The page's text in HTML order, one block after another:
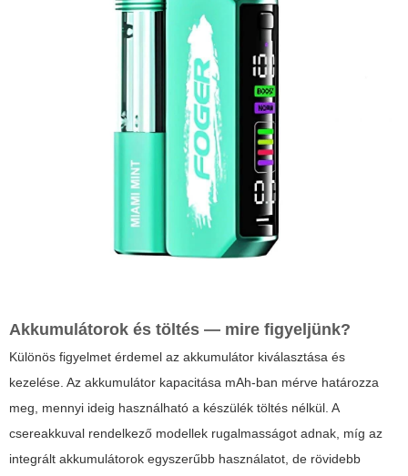
Akkumulátorok és töltés — mire figyeljünk?
Különös figyelmet érdemel az akkumulátor kiválasztása és
kezelése. Az akkumulátor kapacitása mAh-ban mérve határozza
meg, mennyi ideig használható a készülék töltés nélkül. A
csereakkuval rendelkező modellek rugalmasságot adnak, míg az
integrált akkumulátorok egyszerűbb használatot, de rövidebb